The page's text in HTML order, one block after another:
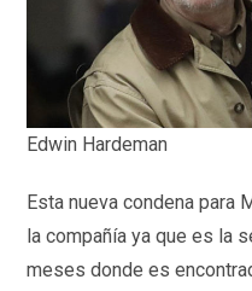
Edwin Hardeman
Esta nueva condena para
la compañía ya que es la
meses donde es